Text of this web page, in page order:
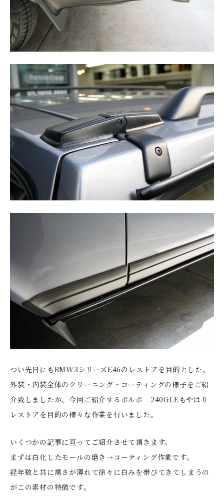
つい先日にもBMW3シリーズE46のレストアを目的とした、
外装・内装全体のクリーニング・コーティングの様子をご紹
介致しましたが、今回ご紹介するボルボ 240GLEもやはり
レストアを目的の様々な作業を行いました。
いくつかの記事に亘ってご紹介させて頂きます。
まずは白化したモールの磨き→コーティング作業です。
経年数と共に黒さが薄れて徐々に白みを帯びてきてしまうの
がこの素材の特徴です。